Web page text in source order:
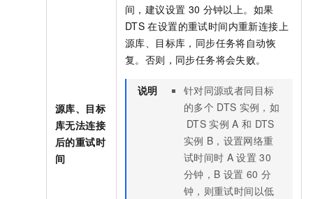
源库、目标
库无法连接
后的重试时
间
间，建议设置 30 分钟以上。如果
DTS 在设置的重试时间内重新连接上
源库、目标库，同步任务将自动恢
复。否则，同步任务将会失败。
说明
针对同源或者同目标
的多个 DTS 实例，如
DTS 实例 A 和 DTS
实例 B，设置网络重
试时间时 A 设置 30
分钟，B 设置 60 分
钟，则重试时间以低